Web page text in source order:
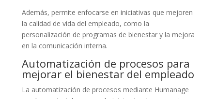
Además, permite enfocarse en iniciativas que mejoren
la calidad de vida del empleado, como la
personalización de programas de bienestar y la mejora
en la comunicación interna.
Automatización de procesos para
mejorar el bienestar del empleado
La automatización de procesos mediante Humanage